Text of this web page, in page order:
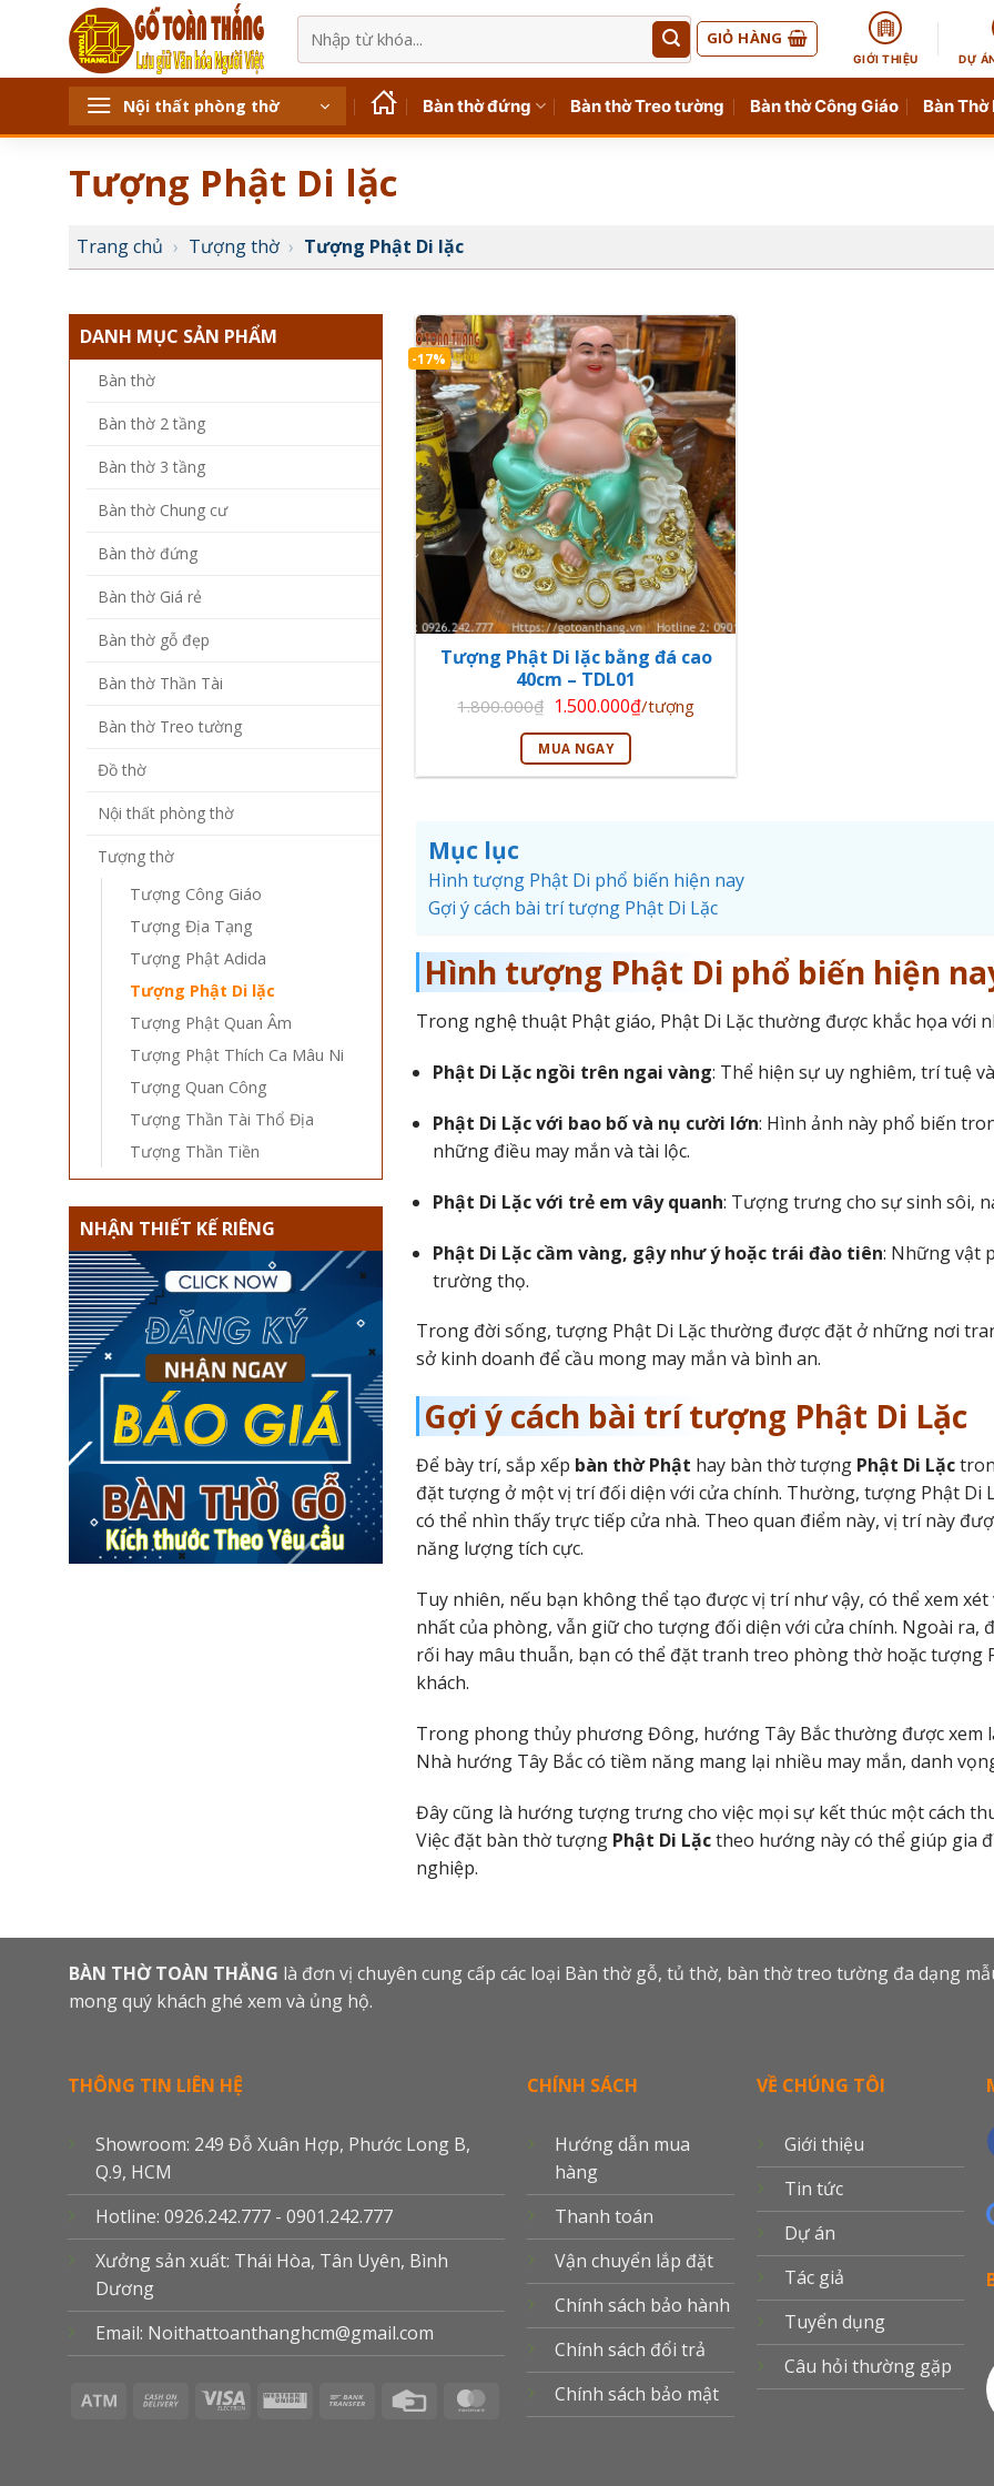
kiếm:
GIỎ HÀNG
GIỚI THIỆU DỰ
Nội thất phòng thờ Bàn thờ đứng Bàn thờ Treo tường Bàn thờ Công Giáo Bàn Thờ
Tượng Phật Di lặc
Trang chủ › Tượng thờ › Tượng Phật Di lặc
DANH MỤC SẢN PHẨM
Bàn thờ
Bàn thờ 2 tầng
Bàn thờ 3 tầng
Bàn thờ Chung cư
Bàn thờ đứng
Bàn thờ Giá rẻ
Bàn thờ gỗ đẹp
Bàn thờ Thần Tài
Bàn thờ Treo tường
Đồ thờ
Nội thất phòng thờ
Tượng thờ
Tượng Công Giáo
Tượng Địa Tạng
Tượng Phật Adida
Tượng Phật Di lặc
Tượng Phật Quan Âm
Tượng Phật Thích Ca Mâu Ni
Tượng Quan Công
Tượng Thần Tài Thổ Địa
Tượng Thần Tiền
NHẬN THIẾT KẾ RIÊNG
-17%
Tượng Phật Di lặc bằng đá cao
40cm – TDL01
1.800.000₫ Giá
gốc
là:
1.800.000₫.
1.500.000₫Giá
hiện
/tượng
MUA NGAY
Mục lục
Hình tượng Phật Di phổ biến hiện nay
Gợi ý cách bài trí tượng Phật Di Lặc
Hình tượng Phật Di phổ biến hiện
Trong nghệ thuật Phật giáo, Phật Di Lặc thường được khắc họa với
Phật Di Lặc ngồi trên ngai vàng: Thể hiện sự uy nghiêm, trí tuệ
Phật Di Lặc với bao bố và nụ cười lớn: Hình ảnh này phổ biến
những điều may mắn và tài lộc.
Phật Di Lặc với trẻ em vây quanh: Tượng trưng cho sự sinh sôi,
Phật Di Lặc cầm vàng, gậy như ý hoặc trái đào tiên: Những vật
trường thọ.
Trong đời sống, tượng Phật Di Lặc thường được đặt ở những nơi
sở kinh doanh để cầu mong may mắn và bình an.
Gợi ý cách bài trí tượng Phật Di Lặc
Để bày trí, sắp xếp bàn thờ Phật hay bàn thờ tượng Phật Di Lặc
đặt tượng ở một vị trí đối diện với cửa chính. Thường, tượng Phật Di
có thể nhìn thấy trực tiếp cửa nhà. Theo quan điểm này, vị trí này
năng lượng tích cực.
Tuy nhiên, nếu bạn không thể tạo được vị trí như vậy, có thể xem
nhất của phòng, vẫn giữ cho tượng đối diện với cửa chính. Ngoài ra,
rối hay mâu thuẫn, bạn có thể đặt tranh treo phòng thờ hoặc
khách.
Trong phong thủy phương Đông, hướng Tây Bắc thường được xem
Nhà hướng Tây Bắc có tiềm năng mang lại nhiều may mắn, danh
Đây cũng là hướng tượng trưng cho việc mọi sự kết thúc một cách
Việc đặt bàn thờ tượng Phật Di Lặctheo hướng này có thể giúp gia
nghiệp.
BÀN THỜ TOÀN THẮNG là đơn vị chuyên cung cấp các loại Bàn thờ gỗ, tủ thờ, bàn thờ treo tường đa dạng
mong quý khách ghé xem và ủng hộ.
THÔNG TIN LIÊN HỆ
Showroom: 249 Đỗ Xuân Hợp, Phước Long B,
Q.9, HCM
Hotline: 0926.242.777 - 0901.242.777
Xưởng sản xuất: Thái Hòa, Tân Uyên, Bình
Dương
Email: Noithattoanthanghcm@gmail.com
Atm
Cash
Visa
Western
Bank
Credit
MasterCard
CHÍNH SÁCH
Hướng dẫn mua
hàng
Thanh toán
Vận chuyển lắp đặt
Chính sách bảo hành
Chính sách đổi trả
Chính sách bảo mật
VỀ CHÚNG TÔI
Giới thiệu
Tin tức
Dự án
Tác giả
Tuyển dụng
Câu hỏi thường gặp